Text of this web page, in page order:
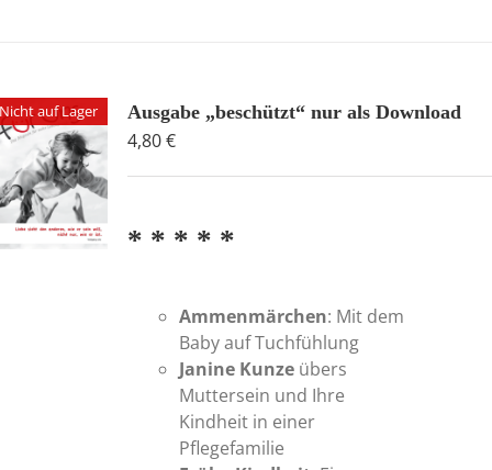
auf Lager Ausgabe „beschützt“ nur als Download
4,80€
* * * * *
Ammenmärchen: Mit dem
Baby auf Tuchfühlung
Janine Kunze übers
Muttersein und Ihre
Kindheit in einer
Pflegefamilie